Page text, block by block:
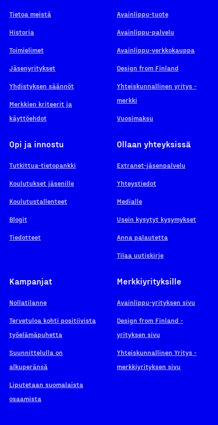
Tietoa meistä
Historia
Toimielimet
Jäsenyritykset
Yhdistyksen säännöt
Merkkien kriteerit ja
käyttöehdot
Avainlippu-tuote
Avainlippu-palvelu
Avainlippu-verkkokauppa
Design from Finland
Yhteiskunnallinen yritys -
merkki
Vuosimaksu
Opi ja innostu
Tutkittua-tietopankki
Koulutukset jäsenille
Koulutustallenteet
Blogit
Tiedotteet
Ollaan yhteyksissä
Extranet-jäsenpalvelu
Yhteystiedot
Medialle
Usein kysytyt kysymykset
Anna palautetta
Tilaa uutiskirje
Kampanjat
Nollatilanne
Tervetuloa kohti positiivista
työelämäpuhetta
Suunnittelulla on
alkuperänsä
Liputetaan suomalaista
osaamista
Merkkiyrityksille
Avainlippu-yrityksen sivu
Design from Finland -
yrityksen sivu
Yhteiskunnallinen Yritys -
merkkiyrityksen sivu